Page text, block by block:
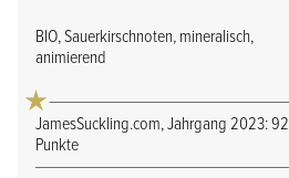
BIO, Sauerkirschnoten, mineralisch,
animierend
JamesSuckling.com, Jahrgang 2023: 92
Punkte